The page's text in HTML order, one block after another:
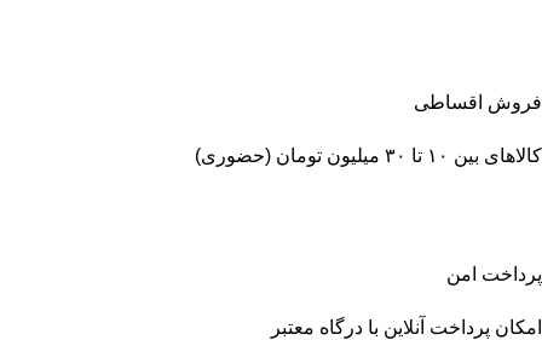
فروش اقساطی
کالاهای بین ۱۰ تا ۳۰ میلیون تومان (حضوری)
پرداخت امن
امکان پرداخت آنلاین با درگاه معتبر